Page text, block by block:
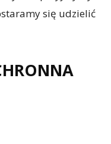
się udzielić